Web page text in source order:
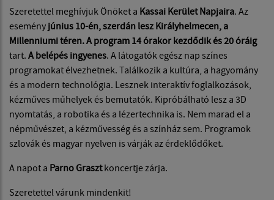
Szeretettel meghívjuk Önöket a Kassai Kerület Napjaira. Az
esemény június 10-én, szerdán lesz Királyhelmecen, a
Millenniumi téren. A program 14 órakor kezdődik és 20 óráig
tart. A belépés ingyenes. A látogatók egész nap színes
programokat élvezhetnek. Találkozik a kultúra, a hagyomány
és a modern technológia. Lesznek interaktív foglalkozások,
kézműves műhelyek és bemutatók. Kipróbálható lesz a 3D
nyomtatás, a robotika és a lézertechnika is. Nem marad el a
népművészet, a kézművesség és a színház sem. Programok
szlovák és magyar nyelven is várják az érdeklődőket.
A napot a Parno Grasztkoncertje zárja.
Szeretettel várunk mindenkit!